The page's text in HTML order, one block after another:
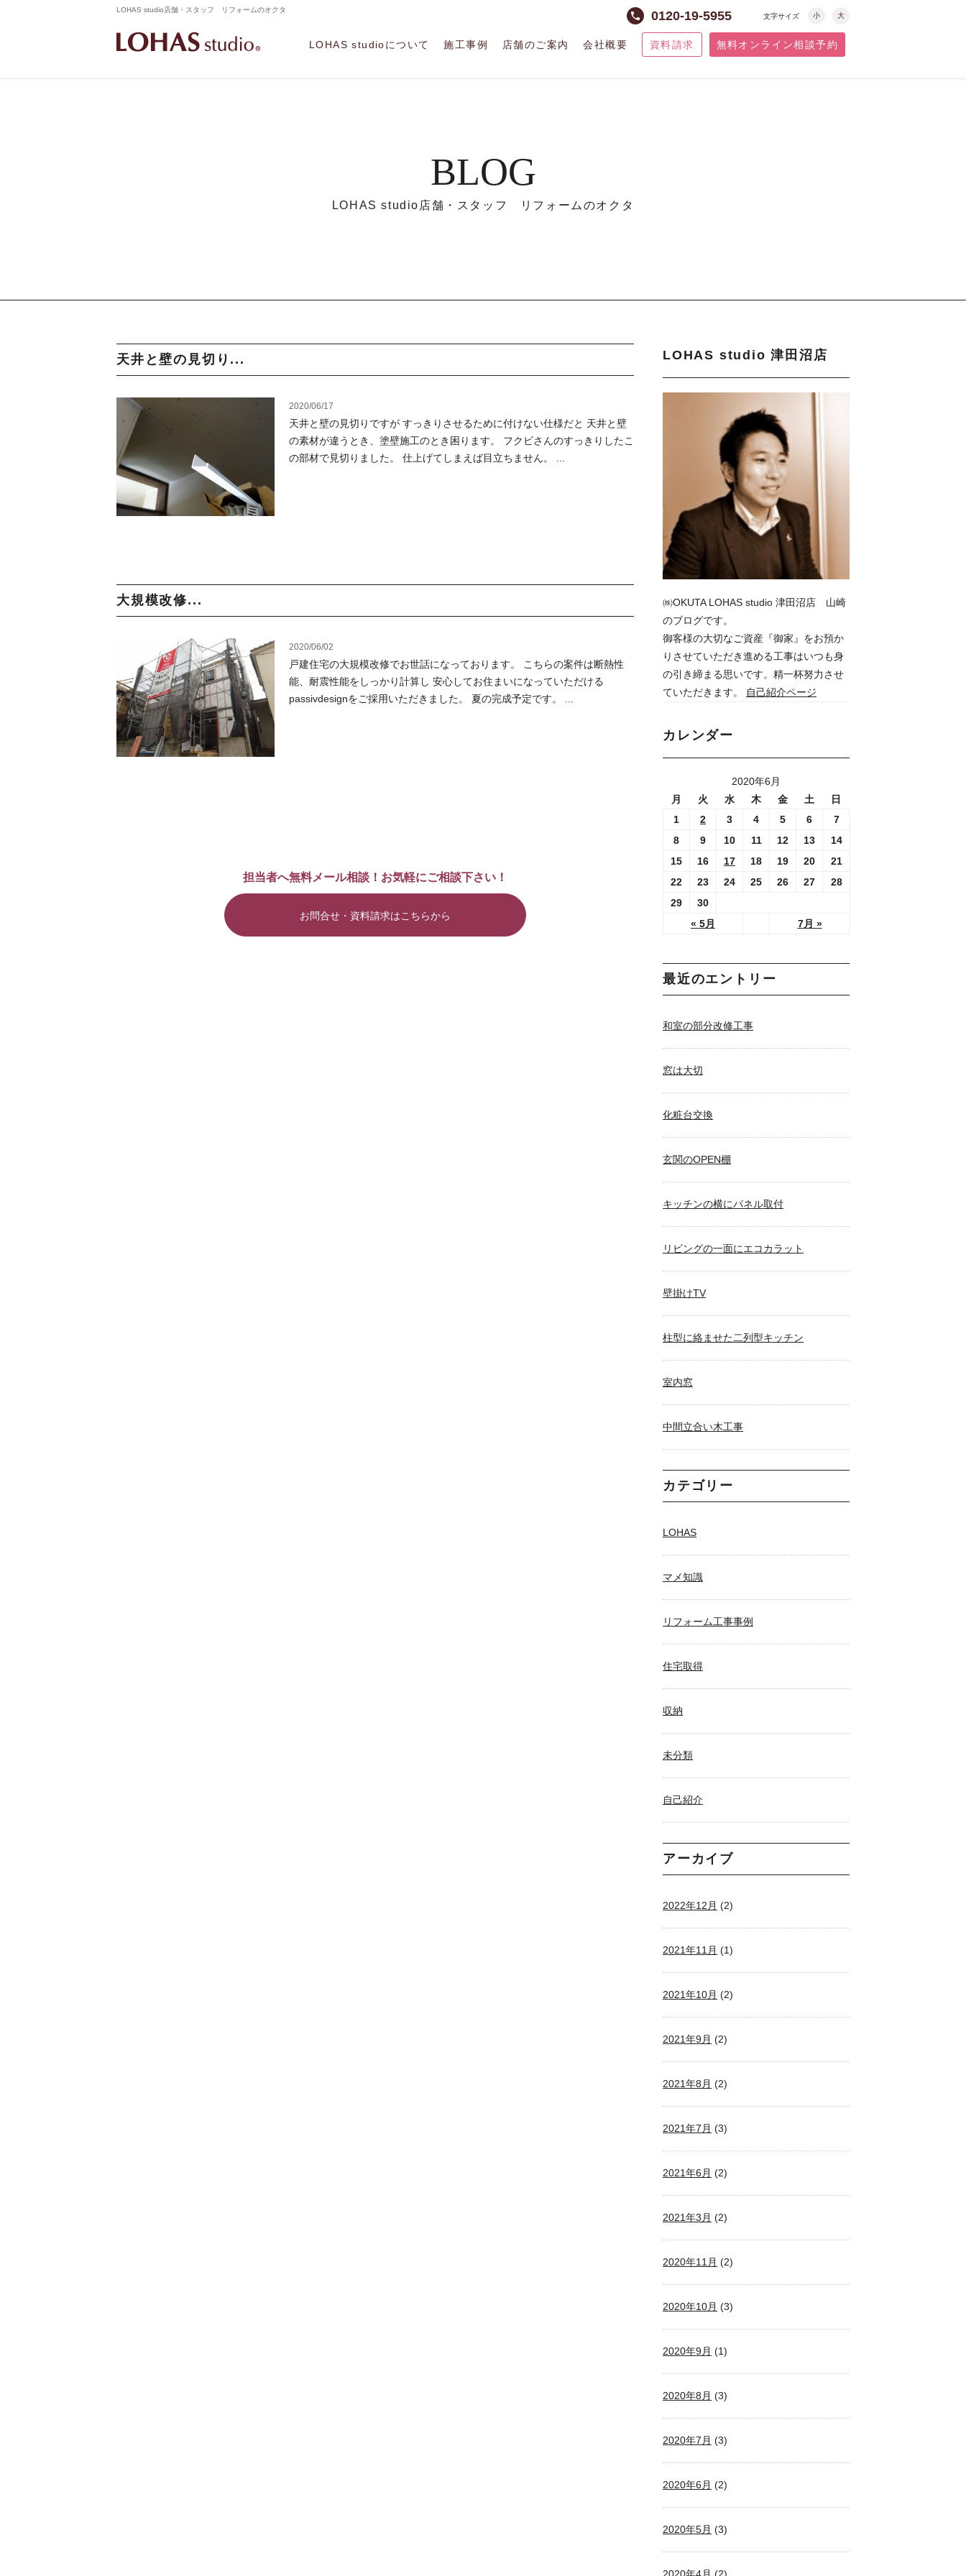
LOHAS studio店舗・スタッフ リフォームのオクタ
phone 0120-19-5955 文字サイズ 小 大
LOHAS studioについて 施工事例 店舗のご案内 会社概要 資料請求 無料オンライン相談予約
BLOG
LOHAS studio店舗・スタッフ リフォームのオクタ
天井と壁の見切り...
2020/06/17
天井と壁の見切りですが すっきりさせるために付けない仕様だと 天井と壁
の素材が違うとき、塗壁施工のとき困ります。 フクビさんのすっきりしたこ
の部材で見切りました。 仕上げてしまえば目立ちません。 ...
大規模改修...
2020/06/02
戸建住宅の大規模改修でお世話になっております。 こちらの案件は断熱性
能、耐震性能をしっかり計算し 安心してお住まいになっていただける
passivdesignをご採用いただきました。 夏の完成予定です。 ...
担当者へ無料メール相談！お気軽にご相談下さい！
お問合せ・資料請求はこちらから
LOHAS studio 津田沼店
㈱OKUTA LOHAS studio 津田沼店 山崎
のブログです。
御客様の大切なご資産『御家』をお預か
りさせていただき進める工事はいつも身
の引き締まる思いです。精一杯努力させ
ていただきます。
自己紹介ページ
カレンダー
2020年6月
月
火 水 木 金 土 日
« 5月 7月 »
1 2 3 4 5 6
7
8
9 10 11 12 13
14
15
16 17 18 19 20
21
22
23 24 25 26 27
28
29
30
最近のエントリー
和室の部分改修工事
窓は大切
化粧台交換
玄関のOPEN棚
キッチンの横にパネル取付
リビングの一面にエコカラット
壁掛けTV
柱型に絡ませた二列型キッチン
室内窓
中間立合い木工事
カテゴリー
LOHAS
マメ知識
リフォーム工事事例
住宅取得
収納
未分類
自己紹介
アーカイブ
2022年12月 (2)
2021年11月 (1)
2021年10月 (2)
2021年9月 (2)
2021年8月 (2)
2021年7月 (3)
2021年6月 (2)
2021年3月 (2)
2020年11月 (2)
2020年10月 (3)
2020年9月 (1)
2020年8月 (3)
2020年7月 (3)
2020年6月 (2)
2020年5月 (3)